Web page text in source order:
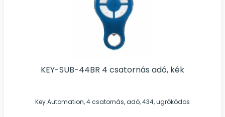
KEY-SUB-44BR 4 csatornás adó, kék
Key Automation, 4 csatornás, adó, 434, ugrókódos